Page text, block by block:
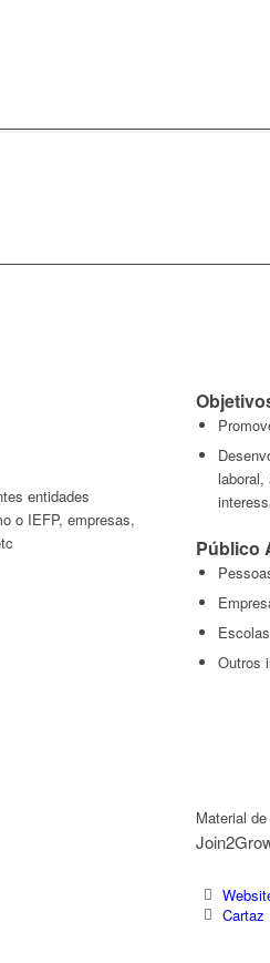
entidades
o IEFP, empresas,
Público
Outros
Material
Cartaz